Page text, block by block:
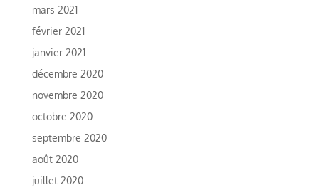
mars 2021
février 2021
janvier 2021
décembre 2020
novembre 2020
octobre 2020
septembre 2020
août 2020
juillet 2020